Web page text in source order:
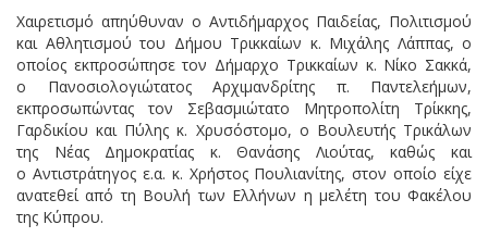
Χαιρετισμό απηύθυναν ο Αντιδήμαρχος Παιδείας, Πολιτισμού
και Αθλητισμού του Δήμου Τρικκαίων κ. Μιχάλης Λάππας, ο
οποίος εκπροσώπησε τον Δήμαρχο Τρικκαίων κ. Νίκο Σακκά,
ο Πανοσιολογιώτατος Αρχιμανδρίτης π. Παντελεήμων,
εκπροσωπώντας τον Σεβασμιώτατο Μητροπολίτη Τρίκκης,
Γαρδικίου και Πύλης κ. Χρυσόστομο, ο Βουλευτής Τρικάλων
της Νέας Δημοκρατίας κ. Θανάσης Λιούτας, καθώς και
ο Αντιστράτηγος ε.α. κ. Χρήστος Πουλιανίτης, στον οποίο είχε
ανατεθεί από τη Βουλή των Ελλήνων η μελέτη του Φακέλου
της Κύπρου.